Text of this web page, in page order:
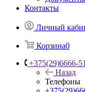
Контакты
Личный
Корзина0
+375(29)6666-
Назад
Телефоны